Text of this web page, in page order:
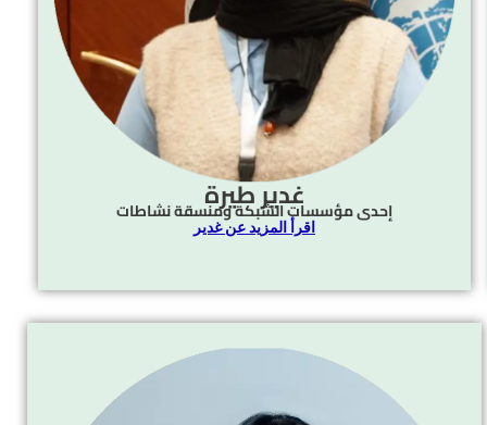
غدير طيرة
إحدى مؤسسات الشبكة ومنسقة نشاطات
اقرأ المزيد عن غدير